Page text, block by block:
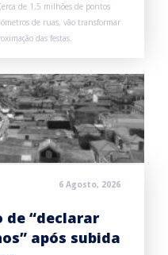
de 1,5 milhões de pontos
de ruas, vão transformar
das festas.
6 Agosto, 2026
de “declarar
após subida